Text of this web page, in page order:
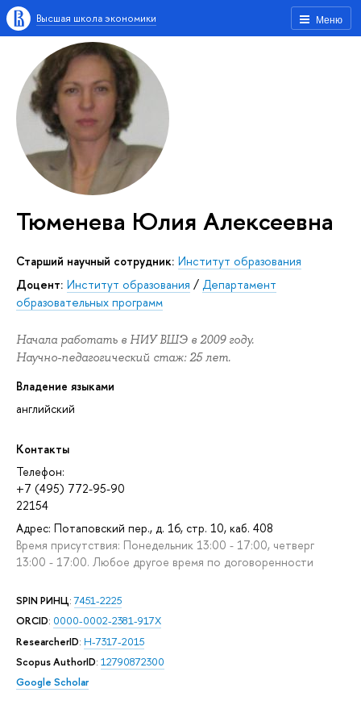
Меню
Высшая школа экономики
Тюменева Юлия Алексеевна
Старший научный сотрудник: Институт образования
Доцент: Институт образования / Департамент
образовательных программ
Начала работать в НИУ ВШЭ в 2009 году.
Научно-педагогический стаж: 25 лет.
Владение языками
английский
Контакты
Телефон:
+7 (495) 772-95-90
22154
Адрес: Потаповский пер., д. 16, стр. 10, каб. 408
Время присутствия: Понедельник 13:00 - 17:00, четверг
13:00 - 17:00. Любое другое время по договоренности
SPIN РИНЦ:7451-2225
ORCID: 0000-0002-2381-917X
ResearcherID: H-7317-2015
Scopus AuthorID: 12790872300
Google Scholar